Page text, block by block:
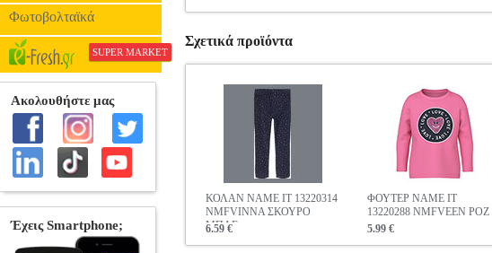
Φωτοβολταϊκά
SUPER MARKET
Σχετικά προϊόντα
ΚΟΛΑΝ NAME IT 13220314
NMFVINNA ΣΚΟΥΡΟ
ΜΠΛΕ
6.59 €
ΦΟΥΤΕΡ NAME IT
13220288 NMFVEEN ΡΟΖ
5.99 €